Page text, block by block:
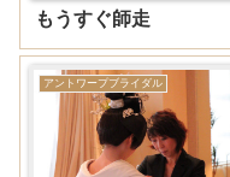
もうすぐ師走
アントワープブライダル